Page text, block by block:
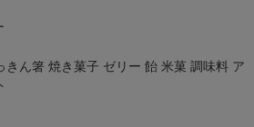
きん箸 焼き菓子 ゼリー 飴 米菓 調味料 ア